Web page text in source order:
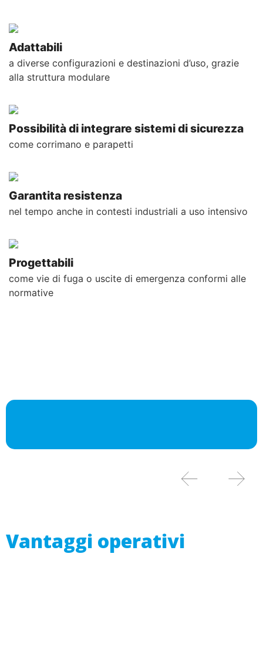
Adattabili
a diverse configurazioni e destinazioni d’uso, grazie
alla struttura modulare
Possibilità di integrare sistemi di sicurezza
come corrimano e parapetti
Garantita resistenza
nel tempo anche in contesti industriali a uso intensivo
Progettabili
come vie di fuga o uscite di emergenza conformi alle
normative
Vantaggi operativi